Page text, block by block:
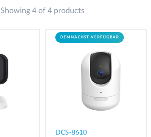
Showing 4 of 4 products
DEMNÄCHST VERFÜGBAR
DCS-8610